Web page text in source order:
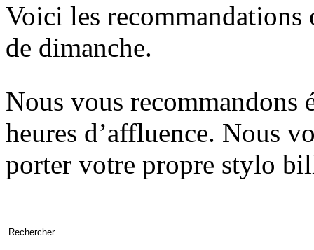
Voici les
de dimanche.
Nous vous recommandons
heures d’affluence. Nous
porter votre propre stylo